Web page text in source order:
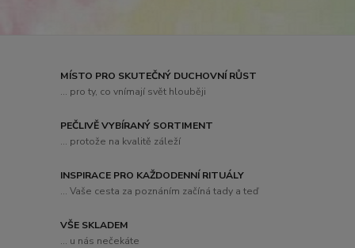
MÍSTO PRO SKUTEČNÝ DUCHOVNÍ RŮST
... pro ty, co vnímají svět hlouběji
PEČLIVĚ VYBÍRANÝ SORTIMENT
... protože na kvalitě záleží
INSPIRACE PRO KAŽDODENNÍ RITUÁLY
... Vaše cesta za poznáním začíná tady a teď
VŠE SKLADEM
... u nás nečekáte